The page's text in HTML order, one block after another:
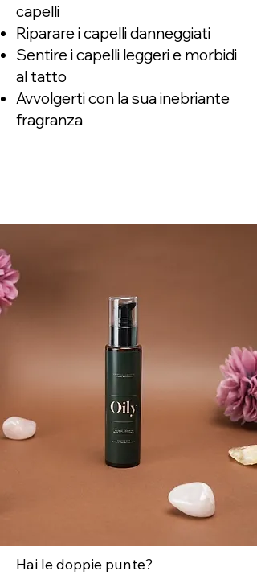
capelli
Riparare i capelli danneggiati
Sentire i capelli leggeri e morbidi
al tatto
Avvolgerti con la sua inebriante
fragranza
Hai le doppie punte?